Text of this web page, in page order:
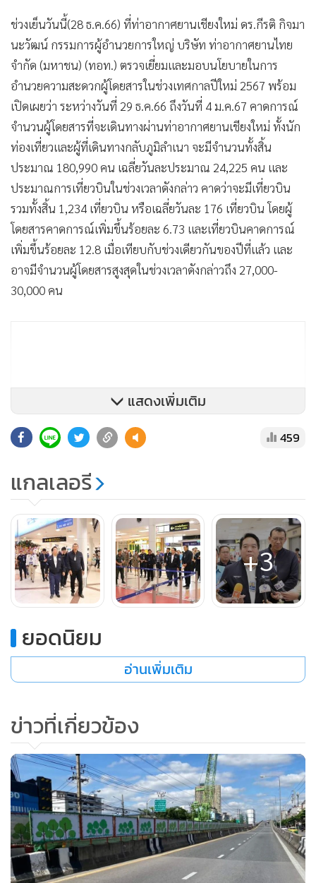
ช่วงเย็นวันนี้(28 ธ.ค.66) ที่ท่าอากาศยานเชียงใหม่ ดร.กีรติ กิจมา
นะวัฒน์ กรรมการผู้อำนวยการใหญ่ บริษัท ท่าอากาศยานไทย
จำกัด (มหาชน) (ทอท.) ตรวจเยี่ยมและมอบนโยบายในการ
อำนวยความสะดวกผู้โดยสารในช่วงเทศกาลปีใหม่ 2567 พร้อม
เปิดเผยว่า ระหว่างวันที่ 29 ธ.ค.66 ถึงวันที่ 4 ม.ค.67 คาดการณ์
จำนวนผู้โดยสารที่จะเดินทางผ่านท่าอากาศยานเชียงใหม่ ทั้งนัก
ท่องเที่ยวและผู้ที่เดินทางกลับภูมิลำเนา จะมีจำนวนทั้งสิ้น
ประมาณ 180,990 คน เฉลี่ยวันละประมาณ 24,225 คน และ
ประมาณการเที่ยวบินในช่วงเวลาดังกล่าว คาดว่าจะมีเที่ยวบิน
รวมทั้งสิ้น 1,234 เที่ยวบิน หรือเฉลี่ยวันละ 176 เที่ยวบิน โดยผู้
โดยสารคาดการณ์เพิ่มขึ้นร้อยละ 6.73 และเที่ยวบินคาดการณ์
เพิ่มขึ้นร้อยละ 12.8 เมื่อเทียบกับช่วงเดียวกันของปีที่แล้ว และ
อาจมีจำนวนผู้โดยสารสูงสุดในช่วงเวลาดังกล่าวถึง 27,000-
30,000 คน
ทั้งนี้ในส่วนของการอำนวยความสะดวกและการดูแลความ
เชียงใหม่ได้เพิ่มมาตรการรักษาความปลอดภัยและอำนวยความ
สะดวก ซึ่งเป็นการบูรณาการร่วมกันของเจ้าหน้าที่ด้านความ
มั่นคงที่ปฏิบัติงาน ณ ท่าอากาศยาน จัดเตรียมกำลังเจ้าหน้าที่
ในเขตการบินและพื้นที่สาธารณะ รวมทั้งเพิ่มความเข้มงวดใน
การตรวจพื้นที่ด้วยกล้องวงจรปิด และสุ่มตรวจรถยนต์บริเวณทาง
เข้าก่อนเข้าถึงหน้าอาคารผู้โดยสาร โดยได้เน้นย้ำให้เจ้าหน้าที่ทุก
คน ปฏิบัติงานด้วยความสุภาพ และปฏิบัติตามขั้นตอนการปฏิบัติ
งานอย่างเคร่งครัด ด้านการจัดการจราจรได้จัดเจ้าหน้าที่อำนวย
ความสะดวกด้านการจราจรเพื่อให้รถยนต์ สามารถเข้า-ออก
บริเวณด้านหน้าอาคารผู้โดยสารได้อย่างสะดวกรวดเร็ว
แสดงเพิ่มเติม
459
แกลเลอรี
+3
ยอดนิยม
อ่านเพิ่มเติม
ข่าวที่เกี่ยวข้อง